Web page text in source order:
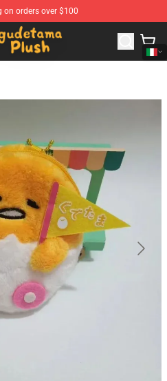
on orders over $100
- The Best Store of Gudetama